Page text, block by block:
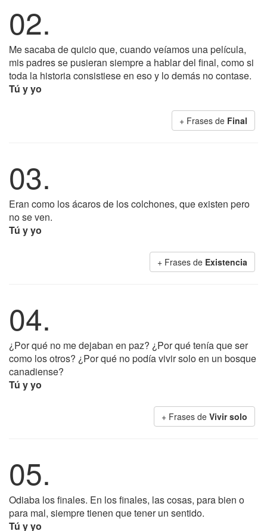
02.
Me sacaba de quicio que, cuando veíamos una película,
mis padres se pusieran siempre a hablar del final, como si
toda la historia consistiese en eso y lo demás no contase.
Tú y yo
+ Frases de Final
03.
Eran como los ácaros de los colchones, que existen pero
no se ven.
Tú y yo
+ Frases de Existencia
04.
¿Por qué no me dejaban en paz? ¿Por qué tenía que ser
como los otros? ¿Por qué no podía vivir solo en un bosque
canadiense?
Tú y yo
+ Frases de Vivir solo
05.
Odiaba los finales. En los finales, las cosas, para bien o
para mal, siempre tienen que tener un sentido.
Tú y yo